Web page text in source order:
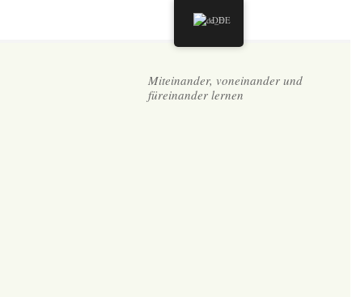
Miteinander, voneinander und
füreinander lernen
DE